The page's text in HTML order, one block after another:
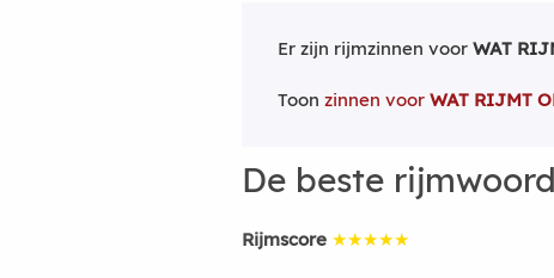
Er zijn rijmzinnen voor WAT
Toon zinnen voor WAT RIJMT
De beste
Rijmscore ★★★★★